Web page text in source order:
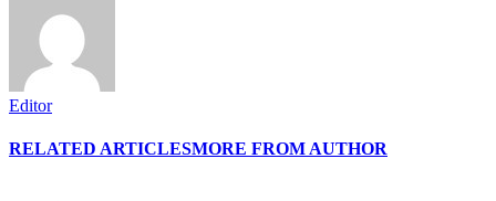
Editor
RELATED ARTICLESMORE FROM AUTHOR